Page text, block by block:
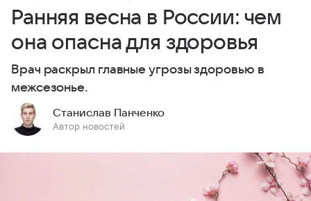
Ранняя весна в России: чем
она опасна для здоровья
Врач раскрыл главные угрозы здоровью в
межсезонье.
Станислав Панченко
Автор новостей